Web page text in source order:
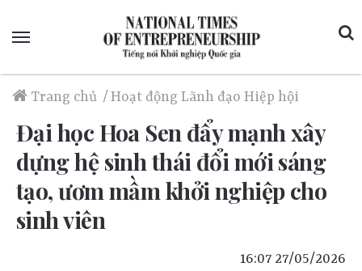
Trang chủ / Hoạt động Lãnh đạo Hiệp hội
Đại học Hoa Sen đẩy mạnh xây
dựng hệ sinh thái đổi mới sáng
tạo, ươm mầm khởi nghiệp cho
sinh viên
16:07 27/05/2026